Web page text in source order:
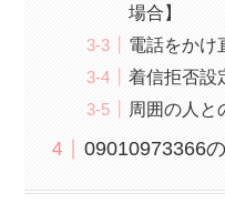
場合】
電話をかけ
着信拒否設
周囲の人と
09010973366